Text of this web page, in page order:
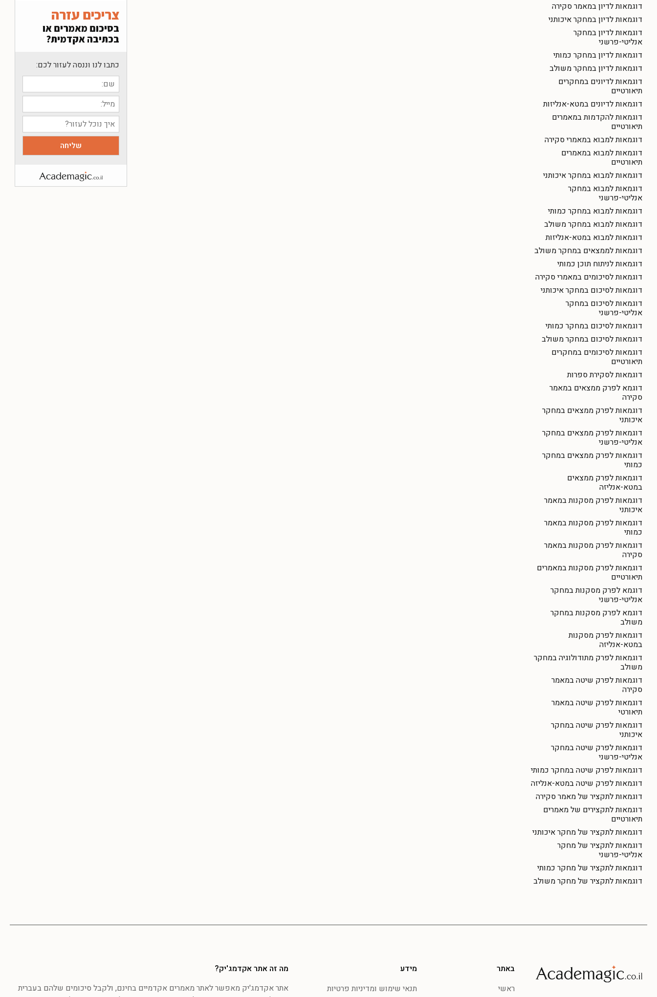
דוגמאות לדיון במאמר סקירה
דוגמאות לדיון במחקר איכותני
דוגמאות לדיון במחקר
אנליטי-פרשני
דוגמאות לדיון במחקר כמותי
דוגמאות לדיון במחקר משולב
דוגמאות לדיונים במחקרים
תיאורטיים
דוגמאות לדיונים במטא-אנליזות
דוגמאות להקדמות במאמרים
תיאורטיים
דוגמאות למבוא במאמרי סקירה
דוגמאות למבוא במאמרים
תיאורטיים
דוגמאות למבוא במחקר איכותני
דוגמאות למבוא במחקר
אנליטי-פרשני
דוגמאות למבוא במחקר כמותי
דוגמאות למבוא במחקר משולב
דוגמאות למבוא במטא-אנליזות
דוגמאות לממצאים במחקר משולב
דוגמאות לניתוח תוכן כמותי
דוגמאות לסיכומים במאמרי סקירה
דוגמאות לסיכום במחקר איכותני
דוגמאות לסיכום במחקר
אנליטי-פרשני
דוגמאות לסיכום במחקר כמותי
דוגמאות לסיכום במחקר משולב
דוגמאות לסיכומים במחקרים
תיאורטיים
דוגמאות לסקירת ספרות
דוגמא לפרק ממצאים במאמר
סקירה
דוגמאות לפרק ממצאים במחקר
איכותני
דוגמאות לפרק ממצאים במחקר
אנליטי-פרשני
דוגמאות לפרק ממצאים במחקר
כמותי
דוגמאות לפרק ממצאים
במטא-אנליזה
דוגמאות לפרק מסקנות במאמר
איכותני
דוגמאות לפרק מסקנות במאמר
כמותי
דוגמאות לפרק מסקנות במאמר
סקירה
דוגמאות לפרק מסקנות במאמרים
תיאורטיים
דוגמא לפרק מסקנות במחקר
אנליטי-פרשני
דוגמא לפרק מסקנות במחקר
משולב
דוגמאות לפרק מסקנות
במטא-אנליזה
דוגמאות לפרק מתודולוגיה במחקר
משולב
דוגמאות לפרק שיטה במאמר
סקירה
דוגמאות לפרק שיטה במאמר
תיאורטי
דוגמאות לפרק שיטה במחקר
איכותני
דוגמאות לפרק שיטה במחקר
אנליטי-פרשני
דוגמאות לפרק שיטה במחקר כמותי
דוגמאות לפרק שיטה במטא-אנליזה
דוגמאות לתקציר של מאמר סקירה
דוגמאות לתקצירים של מאמרים
תיאורטיים
דוגמאות לתקציר של מחקר איכותני
דוגמאות לתקציר של מחקר
אנליטי-פרשני
דוגמאות לתקציר של מחקר כמותי
דוגמאות לתקציר של מחקר משולב
צריכים עזרה
בסיכום מאמרים או
בכתיבה אקדמית?
כתבו לנו וננסה לעזור לכם:
באתר
ראשי
מידע
תנאי שימוש ומדיניות פרטיות
מה זה אתר אקדמג'יק?
אתר אקדמג'יק מאפשר לאתר מאמרים אקדמיים בחינם, ולקבל סיכומים שלהם בעברית